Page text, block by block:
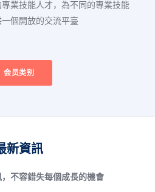
業技能人才，為不同的專業技能
一個開放的交流平臺
会员类别
新資訊
不容錯失每個成長的機會